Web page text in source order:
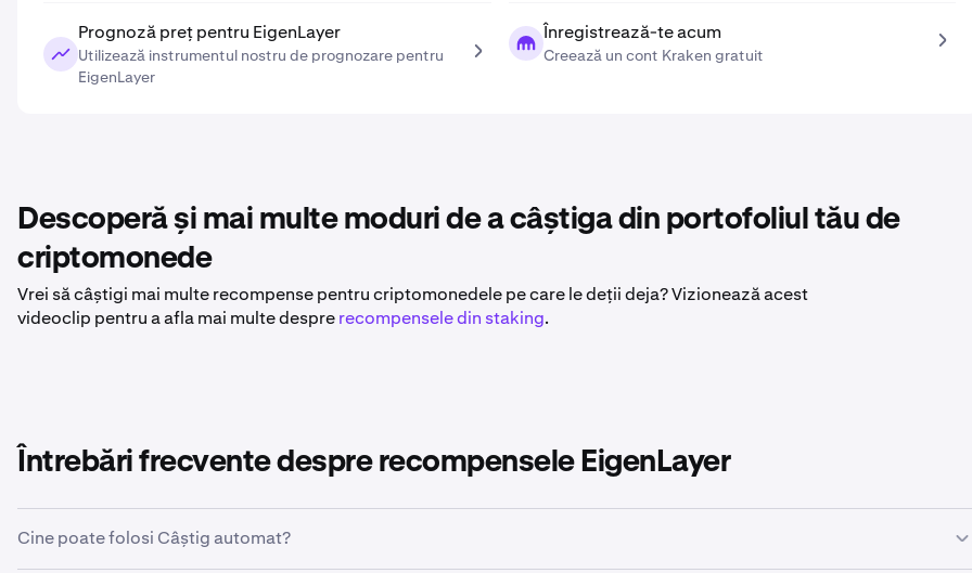
Prognoză preț pentru EigenLayer
Utilizează instrumentul nostru de prognozare pentru
EigenLayer
Înregistrează-te acum
Creează un cont Kraken gratuit
Descoperă și mai multe moduri de a câștiga din portofoliul tău de
criptomonede
Vrei să câștigi mai multe recompense pentru criptomonedele pe care le deții deja? Vizionează acest
videoclip pentru a afla mai multe desprerecompensele din staking.
Întrebări frecvente despre recompensele EigenLayer
Cine poate folosi Câștig automat?